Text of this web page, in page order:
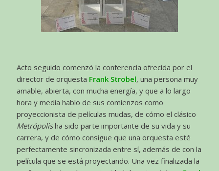
Acto seguido comenzó la conferencia ofrecida por el
director de orquesta Frank Strobel, una persona muy
amable, abierta, con mucha energía, y que a lo largo
hora y media hablo de sus comienzos como
proyeccionista de películas mudas, de cómo el clásico
Metrópolisha sido parte importante de su vida y su
carrera, y de cómo consigue que una orquesta esté
perfectamente sincronizada entre sí, además de con la
película que se está proyectando. Una vez finalizada la